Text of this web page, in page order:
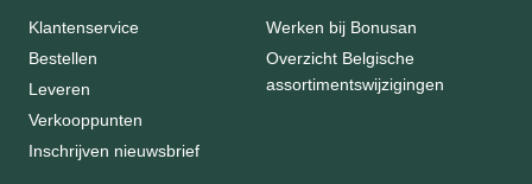
Klantenservice
Bestellen
Leveren
Verkooppunten
Inschrijven nieuwsbrief
Werken bij Bonusan
Overzicht Belgische
assortimentswijzigingen